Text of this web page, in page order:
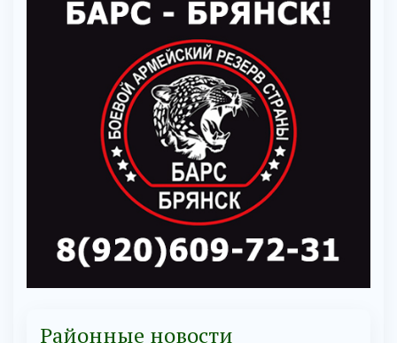
Районные новости